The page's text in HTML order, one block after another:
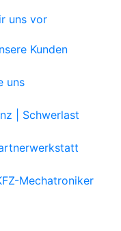
uns vor
Kunden
uns
| Schwerlast
Mechatroniker